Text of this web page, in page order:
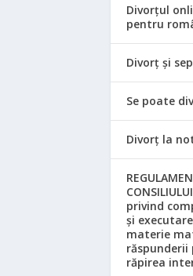
Divorțul
pentru
Divorț și
Se poate
Divorț la
privind
și
materie
răpirea